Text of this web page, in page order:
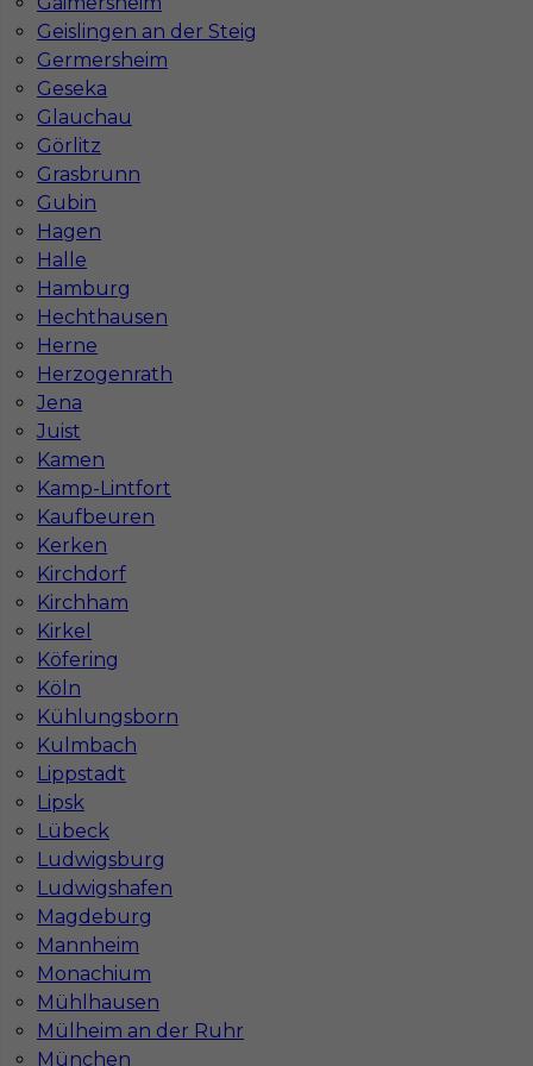
Geislingen an der Steig
Germersheim
Geseka
Glauchau
Görlitz
Grasbrunn
Gubin
Hagen
Halle
Hamburg
Hechthausen
Herne
Herzogenrath
Jena
Juist
Kamen
Kamp-Lintfort
Kaufbeuren
Kerken
Kirchdorf
Kirchham
Kirkel
Köfering
Köln
Kühlungsborn
Kulmbach
Lippstadt
Lipsk
Lübeck
Ludwigsburg
Ludwigshafen
Magdeburg
Mannheim
Monachium
Mühlhausen
Mülheim an der Ruhr
München
Gdzie do pracy za granicę?
Co to jest Gewerbe?
Czy praca w Niemczech na budowie jest
bezpieczna pod kątem BHP?
Jakie kursy warto zrobić, aby praca za
granicą była lepiej płatna?
Czy praca w Niemczech bez języka jest
możliwa?
Mapa ofert pracy
Mapa kategorii
Informacje w sprawie pracy
Telefon:793-577-977
Dane firmy